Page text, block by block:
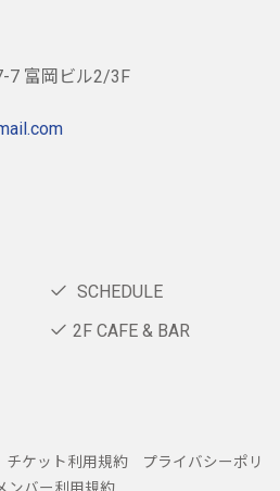
7 富岡ビル2/3F
SCHEDULE
2F CAFE & BAR
チケット利用規約
プライバシーポリ